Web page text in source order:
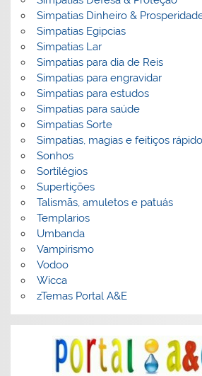
Simpatias Dinheiro &
Simpatias Egipcias
Simpatias Lar
Simpatias para dia de Reis
Simpatias para engravidar
Simpatias para estudos
Simpatias para saúde
Simpatias Sorte
Simpatias, magias e feitiços
Sonhos
Sortilégios
Supertições
Talismãs, amuletos e patuás
Templarios
Umbanda
Vampirismo
Vodoo
Wicca
zTemas Portal A&E